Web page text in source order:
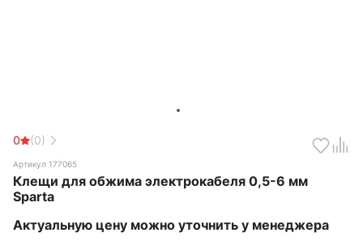
0 (0)
Артикул 177065
Клещи для обжима электрокабеля 0,5-6 мм
Sparta
Актуальную цену можно уточнить у менеджера